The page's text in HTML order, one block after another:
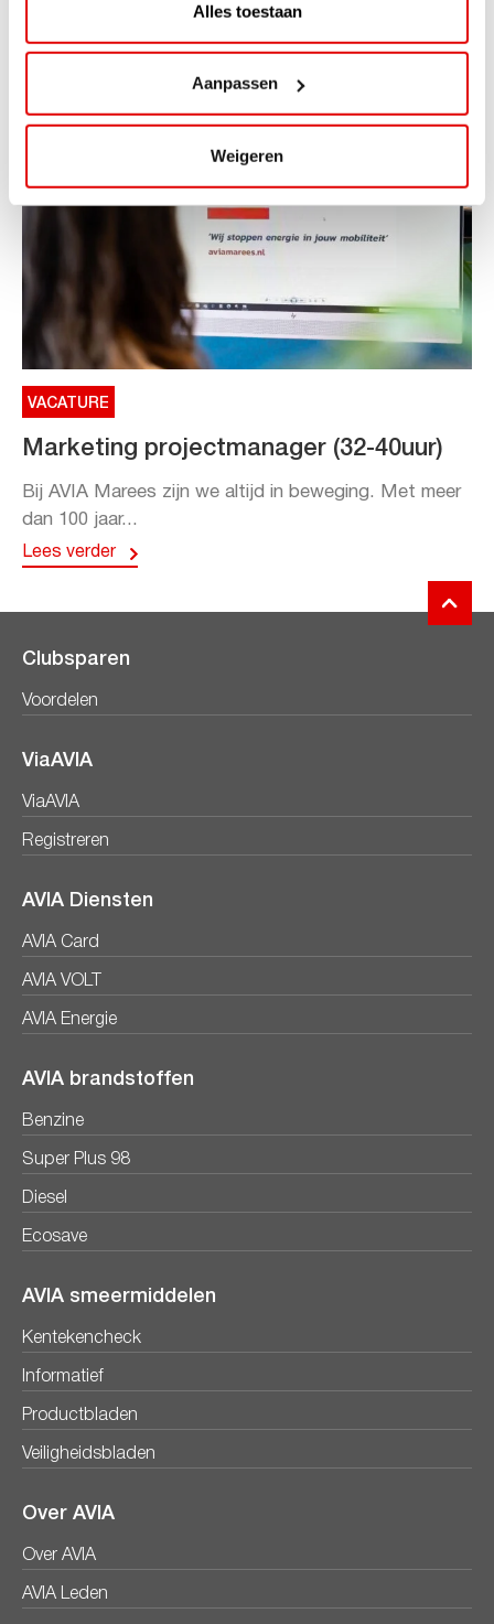
Alles toestaan
Aanpassen
Weigeren
Lees verder
VACATURE
Marketing projectmanager (32-40uur)
Bij AVIA Marees zijn we altijd in beweging. Met meer
dan 100 jaar...
Lees verder
Clubsparen
Voordelen
ViaAVIA
ViaAVIA
Registreren
AVIA Diensten
AVIA Card
AVIA VOLT
AVIA Energie
AVIA brandstoffen
Benzine
Super Plus 98
Diesel
Ecosave
AVIA smeermiddelen
Kentekencheck
Informatief
Productbladen
Veiligheidsbladen
Over AVIA
Over AVIA
AVIA Leden